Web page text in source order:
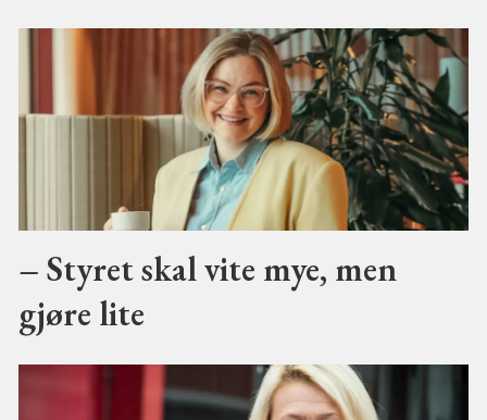
– Styret skal vite mye, men
gjøre lite